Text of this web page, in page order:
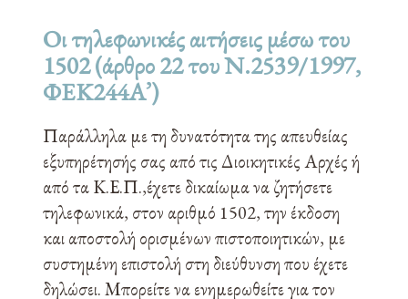
Οι τηλεφωνικές αιτήσεις μέσω του
1502 (άρθρο 22 του Ν.2539/1997,
ΦΕΚ244Α’)
Παράλληλα με τη δυνατότητα της απευθείας
εξυπηρέτησής σας από τις Διοικητικές Αρχές ή
από τα Κ.Ε.Π.,έχετε δικαίωμα να ζητήσετε
τηλεφωνικά, στον αριθμό 1502, την έκδοση
και αποστολή ορισμένων πιστοποιητικών, με
συστημένη επιστολή στη διεύθυνση που έχετε
δηλώσει. Μπορείτε να ενημερωθείτε για τον